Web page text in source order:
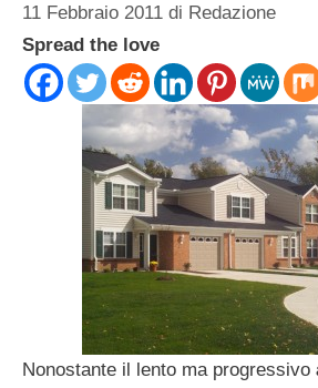
11 Febbraio 2011 di Redazione
Spread the love
Nonostante il lento ma progressivo